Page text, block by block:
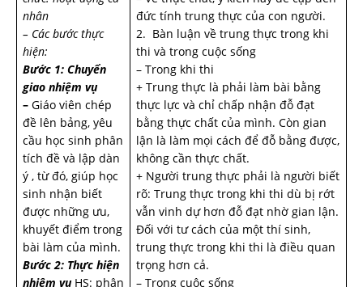
nhân
– Các bước thực
hiện:
Bước 1: Chuyển
giao nhiệm vụ
– Giáo viên chép
đề lên bảng, yêu
cầu học sinh phân
tích đề và lập dàn
ý , từ đó, giúp học
sinh nhận biết
được những ưu,
khuyết điểm trong
bài làm của mình.
Bước 2: Thực hiện
nhiệm vụHS: phân
đức tính trung thực của con người.
2. Bàn luận về trung thực trong khi
thi và trong cuộc sống
– Trong khi thi
+ Trung thực là phải làm bài bằng
thực lực và chỉ chấp nhận đỗ đạt
bằng thực chất của mình. Còn gian
lận là làm mọi cách để đỗ bằng được,
không cần thực chất.
+ Người trung thực phải là người biết
rõ: Trung thực trong khi thi dù bị rớt
vẫn vinh dự hơn đỗ đạt nhờ gian lận.
Đối với tư cách của một thí sinh,
trung thực trong khi thi là điều quan
trọng hơn cả.
– Trong cuộc sống